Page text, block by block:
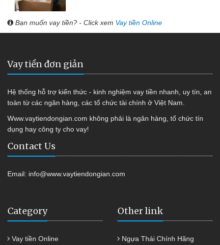
Bạn muốn vay tiền? - Click xem Vay tiền Online
Vay tiền đơn giản
Hệ thống hỗ trợ kiến thức - kinh nghiệm vay tiền nhanh, uy tín, an
toàn từ các ngân hàng, các tổ chức tài chính ở Việt Nam.
Www.vaytiendongian.com không phải là ngân hàng, tổ chức tín
dụng hay công ty cho vay!
Contact Us
Email: info@www.vaytiendongian.com
Category
Vay tiền Online
Other link
Ngựa Thái Chính Hãng